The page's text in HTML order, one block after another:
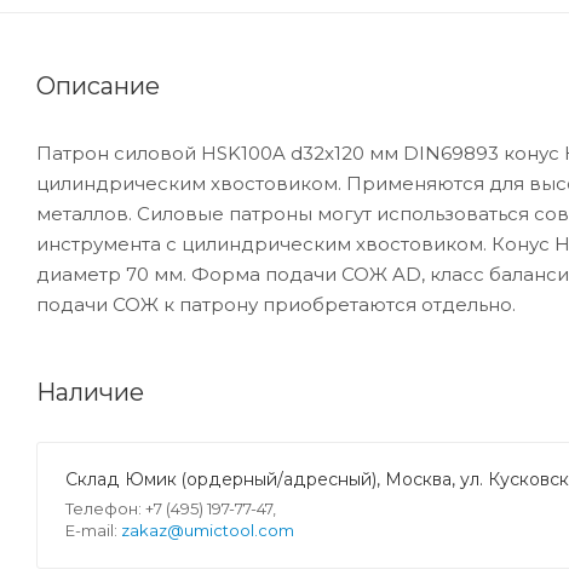
Описание
Патрон силовой HSK100A d32x120 мм DIN69893
цилиндрическим хвостовиком. Применяются для
металлов. Силовые патроны могут использоваться
инструмента с цилиндрическим хвостовиком. Конус
диаметр 70 мм. Форма подачи СОЖ AD, класс
подачи СОЖ к патрону приобретаются отдельно.
Наличие
Склад Юмик (ордерный/адресный), Москва, ул.
Телефон: +7 (495) 197-77-47,
E-mail: zakaz@umictool.com